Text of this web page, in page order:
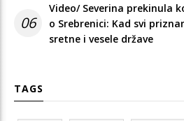
06
Video/ Severina prekinula
o Srebrenici: Kad svi
sretne i vesele države
TAGS